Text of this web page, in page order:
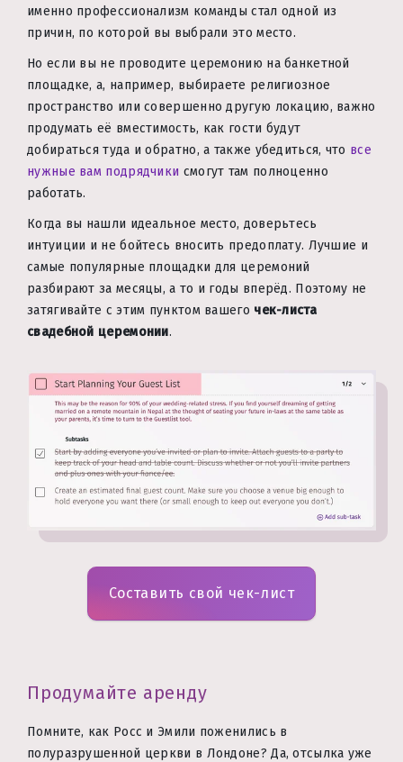
именно профессионализм команды стал одной из
причин, по которой вы выбрали это место.
Но если вы не проводите церемонию на банкетной
площадке, а, например, выбираете религиозное
пространство или совершенно другую локацию, важно
продумать её вместимость, как гости будут
добираться туда и обратно, а также убедиться, что все
нужные вам подрядчики смогут там полноценно
работать.
Когда вы нашли идеальное место, доверьтесь
интуиции и не бойтесь вносить предоплату. Лучшие и
самые популярные площадки для церемоний
разбирают за месяцы, а то и годы вперёд. Поэтому не
затягивайте с этим пунктом вашего чек-листа
свадебной церемонии.
Составить свой чек-лист
Продумайте аренду
Помните, как Росс и Эмили поженились в
полуразрушенной церкви в Лондоне? Да, отсылка уже